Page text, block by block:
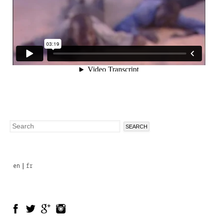
Search
en fr